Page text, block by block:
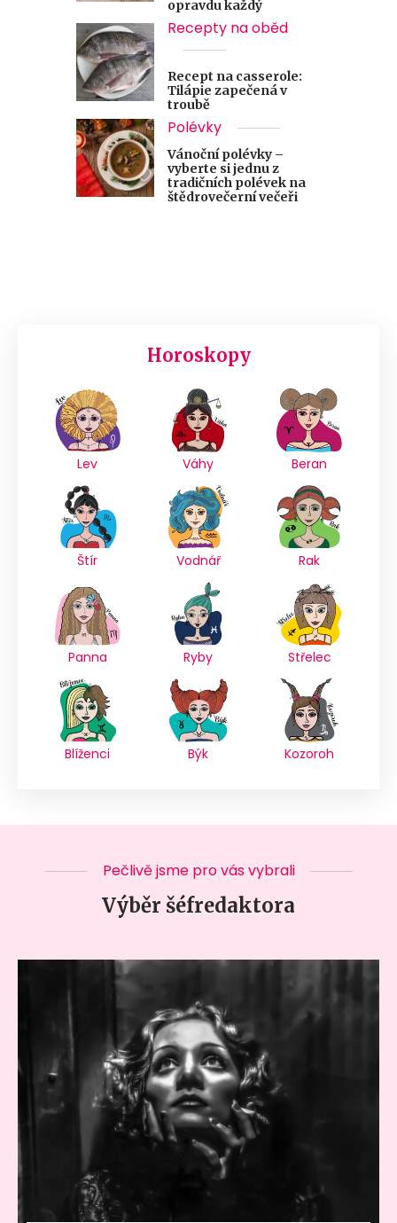
opravdu každý
Recepty na oběd
Recept na casserole:
Tilápie zapečená v
troubě
Polévky
Vánoční polévky –
vyberte si jednu z
tradičních polévek na
štědrovečerní večeři
Horoskopy
Lev Váhy Beran
Štír Vodnář Rak
Panna Ryby Střelec
Blíženci Býk Kozoroh
Pečlivě jsme pro vás vybrali
Výběr šéfredaktora